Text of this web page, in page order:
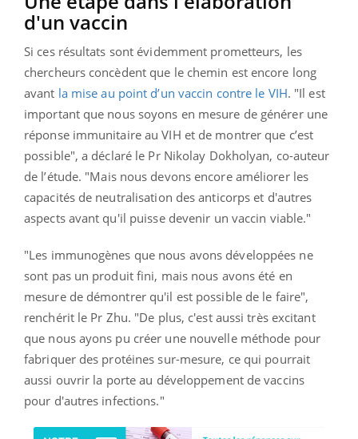
d'un vaccin
Si ces résultats sont évidemment prometteurs, les
chercheurs concèdent que le chemin est encore long
avant la mise au point d’un vaccin contre le VIH. "Il est
important que nous soyons en mesure de générer une
réponse immunitaire au VIH et de montrer que c’est
possible", a déclaré le Pr Nikolay Dokholyan, co-auteur
de l’étude. "Mais nous devons encore améliorer les
capacités de neutralisation des anticorps et d'autres
aspects avant qu'il puisse devenir un vaccin viable."
"Les immunogènes que nous avons développées ne
sont pas un produit fini, mais nous avons été en
mesure de démontrer qu'il est possible de le faire",
renchérit le Pr Zhu. "De plus, c'est aussi très excitant
que nous ayons pu créer une nouvelle méthode pour
fabriquer des protéines sur-mesure, ce qui pourrait
aussi ouvrir la porte au développement de vaccins
pour d'autres infections."